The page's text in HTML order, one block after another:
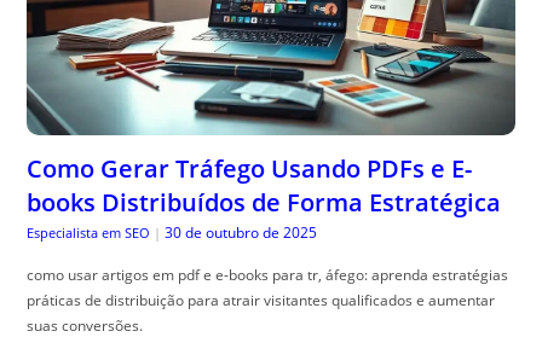
Como Gerar Tráfego Usando PDFs e E-
books Distribuídos de Forma Estratégica
Especialista em SEO | 30 de outubro de 2025
como usar artigos em pdf e e-books para tr, áfego: aprenda estratégias
práticas de distribuição para atrair visitantes qualificados e aumentar
suas conversões.